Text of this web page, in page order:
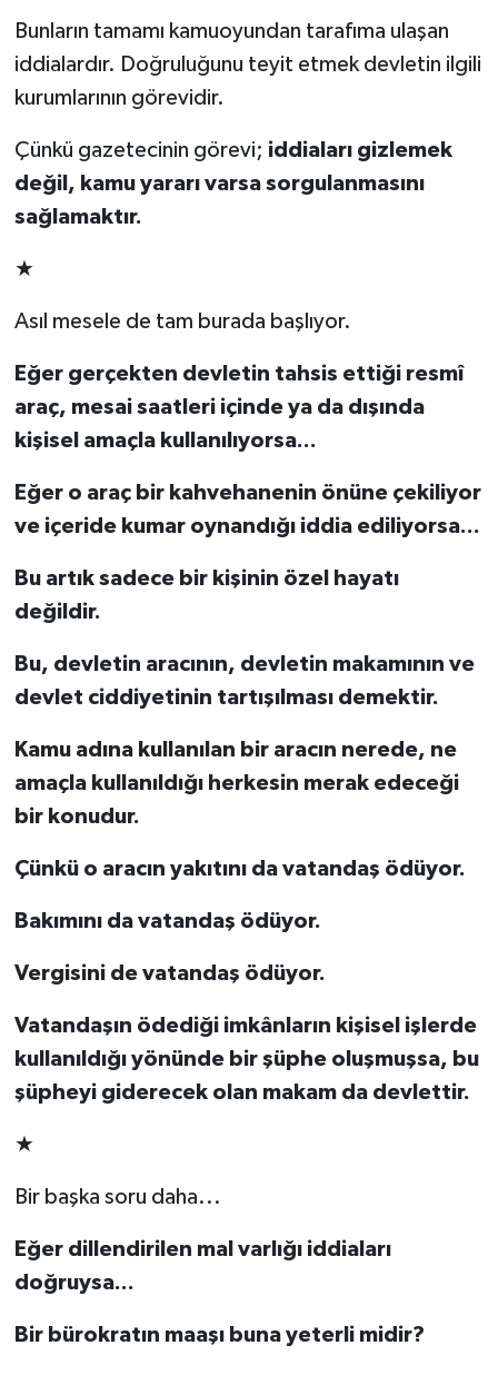
Bunların tamamı kamuoyundan tarafıma ulaşan
iddialardır. Doğruluğunu teyit etmek devletin ilgili
kurumlarının görevidir.
Çünkü gazetecinin görevi; iddiaları gizlemek
değil, kamu yararı varsa sorgulanmasını
sağlamaktır.
★
Asıl mesele de tam burada başlıyor.
Eğer gerçekten devletin tahsis ettiği resmî
araç, mesai saatleri içinde ya da dışında
kişisel amaçla kullanılıyorsa...
Eğer o araç bir kahvehanenin önüne çekiliyor
ve içeride kumar oynandığı iddia ediliyorsa...
Bu artık sadece bir kişinin özel hayatı
değildir.
Bu, devletin aracının, devletin makamının ve
devlet ciddiyetinin tartışılması demektir.
Kamu adına kullanılan bir aracın nerede, ne
amaçla kullanıldığı herkesin merak edeceği
bir konudur.
Çünkü o aracın yakıtını da vatandaş ödüyor.
Bakımını da vatandaş ödüyor.
Vergisini de vatandaş ödüyor.
Vatandaşın ödediği imkânların kişisel işlerde
kullanıldığı yönünde bir şüphe oluşmuşsa, bu
şüpheyi giderecek olan makam da devlettir.
★
Bir başka soru daha...
Eğer dillendirilen mal varlığı iddiaları
doğruysa...
Bir bürokratın maaşı buna yeterli midir?